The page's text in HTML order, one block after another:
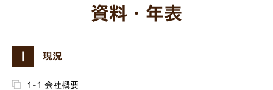
資料・年表
現況
1-1 会社概要